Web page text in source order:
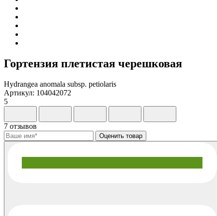
Гортензия плетистая черешковая
Hydrangea anomala subsp. petiolaris
Артикул: 104042072
5
7 отзывов